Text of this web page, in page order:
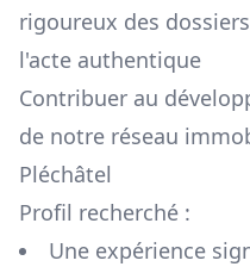
rigoureux des
l'acte authentique
Contribuer au
de notre réseau
Pléchâtel
Profil recherché :
Une expérience